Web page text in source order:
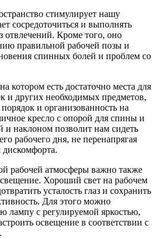
стимулирует нашу
сосредоточиться и выполнять
отвлечений. Кроме того, оно
правильной рабочей позы и
спинных болей и проблем со
котором есть достаточно места для
и других необходимых предметов,
и организованность на
кресло с опорой для спины и
и наклоном позволит нам сидеть
рабочего дня, не перенапрягая
рабочей атмосферы важно также
Хороший свет на рабочем
усталость глаз и сохранить
Для этого можно
лампу с регулируемой яркостью,
освещение в соответствии с